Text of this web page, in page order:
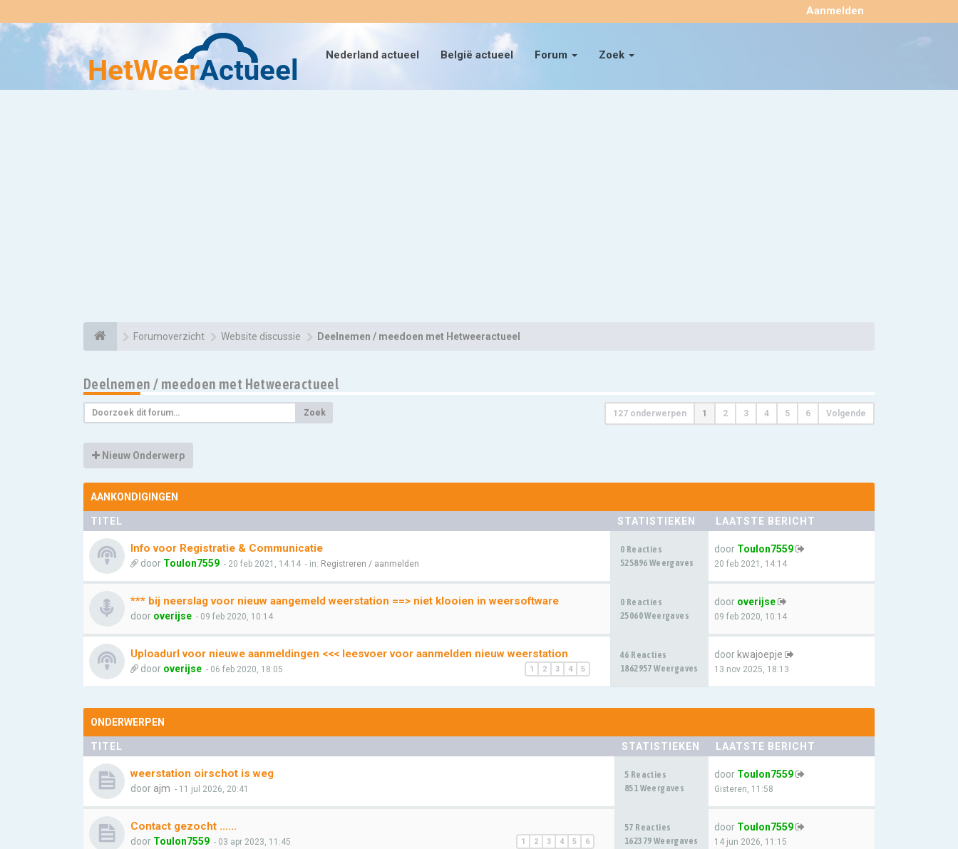
Nederland actueel België actueel Forum Zoek
Aanmelden ×
Forumoverzicht Website discussie Deelnemen / meedoen met Hetweeractueel
Deelnemen / meedoen met Hetweeractueel
Zoek 127 onderwerpen 1 2 3 4 5 6 Volgende
Nieuw Onderwerp
AANKONDIGINGEN
TITEL STATISTIEKEN LAATSTE BERICHT
Info voor Registratie & Communicatie
door Toulon7559 - 20 feb 2021, 14:14 - in: Registreren / aanmelden
0 Reacties
525896 Weergaves
door Toulon7559
20 feb 2021, 14:14
*** bij neerslag voor nieuw aangemeld weerstation ==> niet klooien in weersoftware
door overijse - 09 feb 2020, 10:14
0 Reacties
25060 Weergaves
door overijse
09 feb 2020, 10:14
Uploadurl voor nieuwe aanmeldingen <<< leesvoer voor aanmelden nieuw weerstation
1 2 3 4 5
door overijse - 06 feb 2020, 18:05
46 Reacties
1862957 Weergaves
door kwajoepje
13 nov 2025, 18:13
ONDERWERPEN
TITEL STATISTIEKEN LAATSTE BERICHT
weerstation oirschot is weg
door ajm - 11 jul 2026, 20:41
5 Reacties
851 Weergaves
door Toulon7559
Gisteren, 11:58
Contact gezocht ......
1 2 3 4 5 6
door Toulon7559 - 03 apr 2023, 11:45
57 Reacties
162379 Weergaves
door Toulon7559
14 jun 2026, 11:15